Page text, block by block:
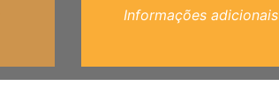
Informações adicionais